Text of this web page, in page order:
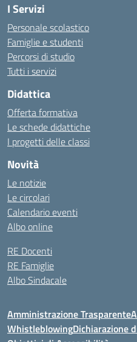
I Servizi
Personale scolastico
Famiglie e studenti
Percorsi di studio
Tutti i servizi
Didattica
Offerta formativa
Le schede didattiche
I progetti delle classi
Novità
Le notizie
Le circolari
Calendario eventi
Albo online
RE Docenti
RE Famiglie
Albo Sindacale
Amministrazione Trasparente
WhistleblowingDichiarazione